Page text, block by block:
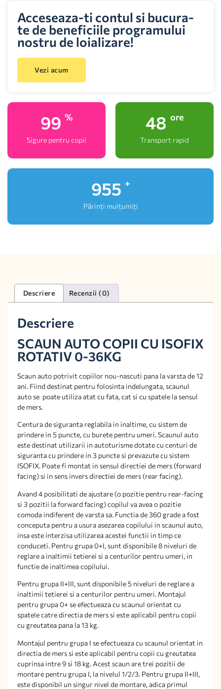
Acceseaza-ti contul si bucura-
te de beneficiile programului
nostru de loializare!
Vezi acum
100 %
Sigure pentru copii
48 ore
Transport rapid
1,000
Părinți mulțumiți
Descriere Recenzii (0)
Descriere
SCAUN AUTO COPII CU ISOFIX
ROTATIV 0-36KG
Scaun auto potrivit copiilor nou-nascuti pana la varsta de 12
ani. Fiind destinat pentru folosinta indelungata, scaunul
auto se poate utiliza atat cu fata, cat si cu spatele la sensul
de mers.
Centura de siguranta reglabila in inaltime, cu sistem de
prindere in 5 puncte, cu burete pentru umeri. Scaunul auto
este destinat utilizarii in autoturisme dotate cu centuri de
siguranta cu prindere in 3 puncte si prevazute cu sistem
ISOFIX. Poate fi montat in sensul directiei de mers (forward
facing) si in sens invers directiei de mers (rear facing).
Avand 4 posibilitati de ajustare (o pozitie pentru rear-facing
si 3 pozitii la forward facing) copilul va avea o pozitie
comoda indiferent de varsta sa. Functia de 360 grade a fost
conceputa pentru a usura asezarea copilului in scaunul auto,
insa este interzisa utilizarea acestei functii in timp ce
conduceti. Pentru grupa 0+I, sunt disponibile 8 niveluri de
reglare a inaltimii tetierei si a centurilor pentru umeri, in
functie de inaltimea copilului.
Pentru grupa II+III, sunt disponibile 5 niveluri de reglare a
inaltimii tetierei si a centurilor pentru umeri. Montajul
pentru grupa 0+ se efectueaza cu scaunul orientat cu
spatele catre directia de mers si este aplicabil pentru copii
cu greutatea pana la 13 kg.
Montajul pentru grupa I se efectueaza cu scaunul orientat in
directia de mers si este aplicabil pentru copii cu greutatea
cuprinsa intre 9 si 18 kg. Acest scaun are trei pozitii de
montare pentru grupa I, la nivelul 1/2/3. Pentru grupa II+III,
este disponibil un singur nivel de montare, adica primul